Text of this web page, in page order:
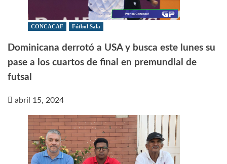
CONCACAF Fútbol Sala
Dominicana derrotó a USA y busca este lunes su
pase a los cuartos de final en premundial de
futsal
abril 15, 2024